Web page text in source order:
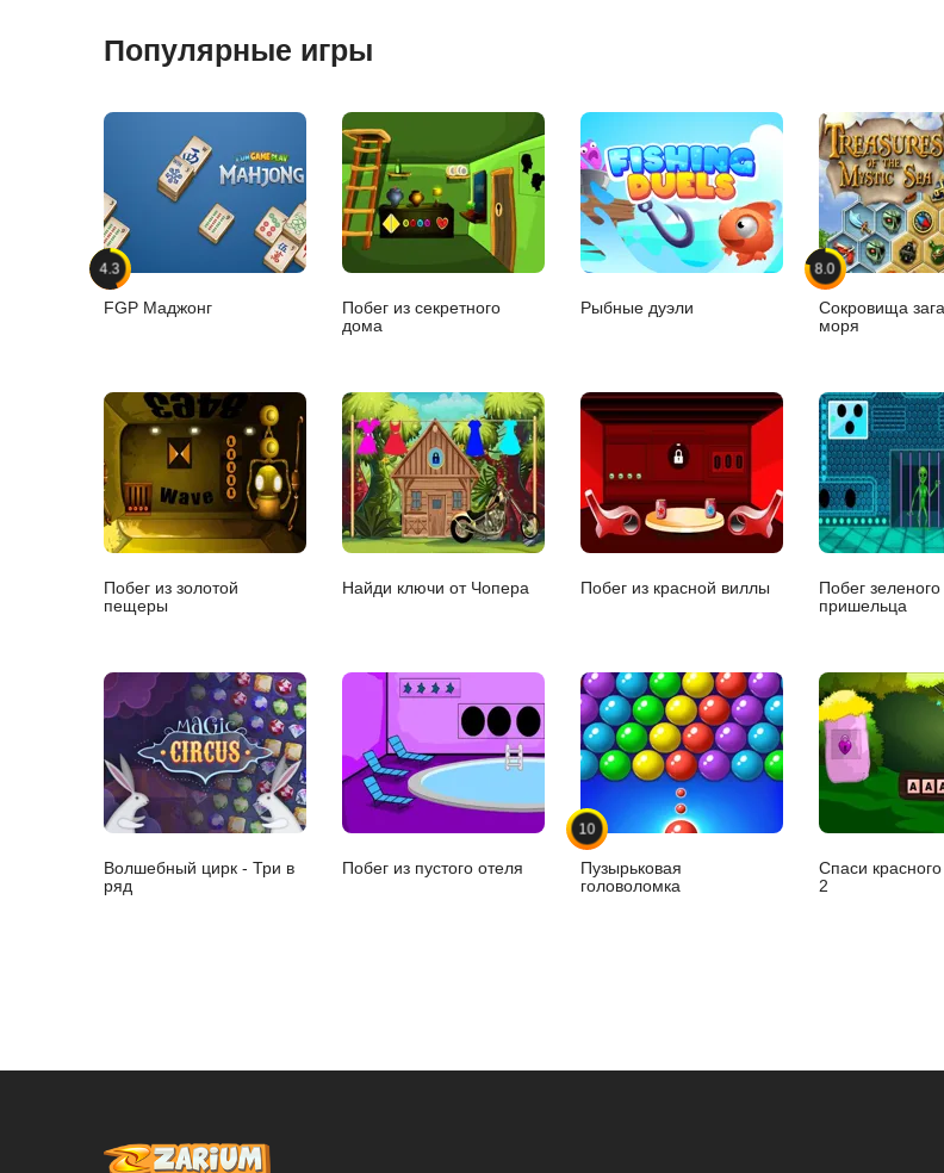
Популярные игры
4.3
FGP Маджонг
Побег из секретного
дома
Рыбные дуэли
8.0
Сокровища
моря
Побег из золотой
пещеры
Найди ключи от Чопера Побег из красной виллы
Побег зеленого
пришельца
Волшебный цирк - Три в
ряд
Побег из пустого отеля
10
Пузырьковая
головоломка
Спаси
2